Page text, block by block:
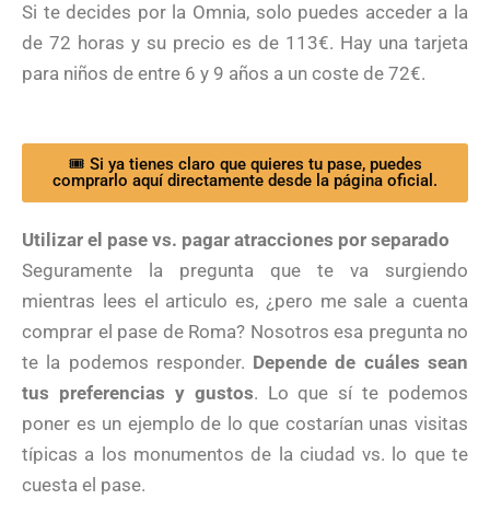
Si te decides por la Omnia, solo puedes acceder a la
de 72 horas y su precio es de 113€. Hay una tarjeta
para niños de entre 6 y 9 años a un coste de 72€.
🎟 Si ya tienes claro que quieres tu pase, puedes
comprarlo aquí directamente desde la página oficial.
Utilizar el pase vs. pagar atracciones por separado
Seguramente la pregunta que te va surgiendo
mientras lees el articulo es, ¿pero me sale a cuenta
comprar el pase de Roma? Nosotros esa pregunta no
te la podemos responder. Depende de cuáles sean
tus preferencias y gustos. Lo que sí te podemos
poner es un ejemplo de lo que costarían unas visitas
típicas a los monumentos de la ciudad vs. lo que te
cuesta el pase.